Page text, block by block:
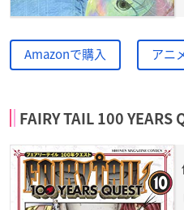
Amazonで購入 アニ
FAIRY TAIL 100 YEARS